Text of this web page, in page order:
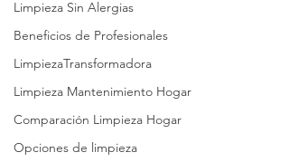
Limpieza Sin Alergias
Beneficios de Profesionales
LimpiezaTransformadora
Limpieza Mantenimiento Hogar
Comparación Limpieza Hogar
Opciones de limpieza